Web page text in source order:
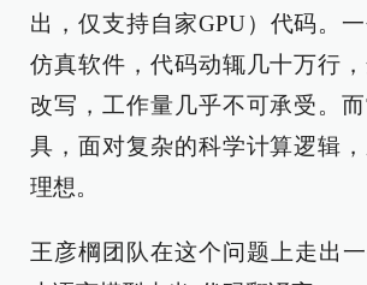
出，仅支持自家GPU）代码。
仿真软件，代码动辄几十万行
改写，工作量几乎不可承受。
具，面对复杂的科学计算逻辑
理想。
王彦棡团队在这个问题上走出